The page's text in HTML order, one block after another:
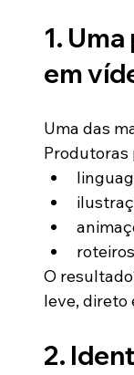
1.
em
Uma das
Produtoras
O
leve, direto
2.